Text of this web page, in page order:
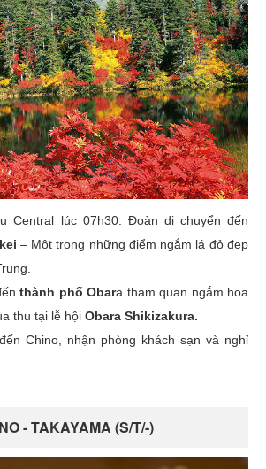
Central lúc 07h30. Đoàn di chuyển đến
– Một trong những điểm ngắm lá đỏ đẹp
thành phố Obara tham quan ngắm hoa
thu tại lễ hội Obara Shikizakura.
Chino, nhận phòng khách sạn và nghỉ
- TAKAYAMA (S/T/-)